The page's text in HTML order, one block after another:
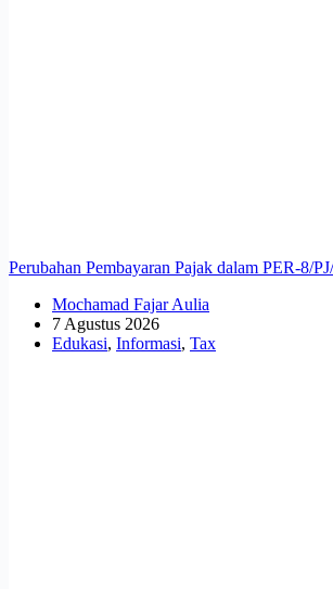
Perubahan Pembayaran Pajak dalam PER-8/
Mochamad Fajar Aulia
7 Agustus 2026
Edukasi, Informasi, Tax